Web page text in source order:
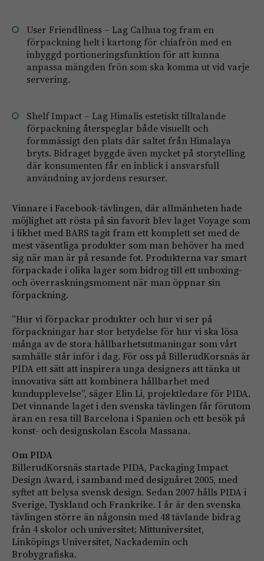
User Friendliness – Lag Calhua tog fram en
förpackning helt i kartong för chiafrön med en
inbyggd portioneringsfunktion för att kunna
anpassa mängden frön som ska komma ut vid varje
servering.
Shelf Impact – Lag Himalis estetiskt tilltalande
förpackning återspeglar både visuellt och
formmässigt den plats där saltet från Himalaya
bryts. Bidraget byggde även mycket på storytelling
där konsumenten får en inblick i ansvarsfull
användning av jordens resurser.
Vinnare i Facebook-tävlingen, där allmänheten hade
möjlighet att rösta på sin favorit blev laget Voyage som
i likhet med BARS tagit fram ett komplett set med de
mest väsentliga produkter som man behöver ha med
sig när man är på resande fot. Produkterna var smart
förpackade i olika lager som bidrog till ett unboxing-
och överraskningsmoment när man öppnar sin
förpackning.
”Hur vi förpackar produkter och hur vi ser på
förpackningar har stor betydelse för hur vi ska lösa
många av de stora hållbarhetsutmaningar som vårt
samhälle står inför i dag. För oss på BillerudKorsnäs är
PIDA ett sätt att inspirera unga designers att tänka ut
innovativa sätt att kombinera hållbarhet med
kundupplevelse”, säger Elin Li, projektledare för PIDA.
Det vinnande laget i den svenska tävlingen får förutom
äran en resa till Barcelona i Spanien och ett besök på
konst- och designskolan Escola Massana.
Om PIDA
BillerudKorsnäs startade PIDA, Packaging Impact
Design Award, i samband med designåret 2005, med
syftet att belysa svensk design. Sedan 2007 hålls PIDA i
Sverige, Tyskland och Frankrike. I år är den svenska
tävlingen större än någonsin med 48 tävlande bidrag
från 4 skolor och universitet; Mittuniversitet,
Linköpings Universitet, Nackademin och
Brobygrafiska.